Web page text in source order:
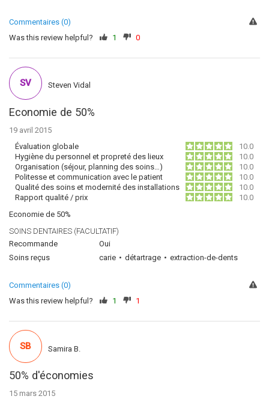
Commentaires (0)
Was this review helpful?
1 0
Economie de 50%
19 avril 2015
Évaluation globale
10.0
Hygiène du personnel et propreté des lieux
10.0
Organisation (séjour, planning des soins…)
10.0
Politesse et communication avec le patient
10.0
Qualité des soins et modernité des installations
10.0
Rapport qualité / prix
10.0
Economie de 50%
SOINS DENTAIRES (FACULTATIF)
Recommande
Oui
Soins reçus
carie détartrage extraction-de-dents
SV Steven Vidal
Commentaires (0)
Was this review helpful?
1 1
50% d'économies
15 mars 2015
SB Samira B.